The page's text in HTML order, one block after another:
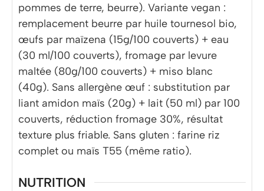
pommes de terre, beurre). Variante vegan :
remplacement beurre par huile tournesol bio,
œufs par maïzena (15g/100 couverts) + eau
(30 ml/100 couverts), fromage par levure
maltée (80g/100 couverts) + miso blanc
(40g). Sans allergène œuf : substitution par
liant amidon maïs (20g) + lait (50 ml) par 100
couverts, réduction fromage 30%, résultat
texture plus friable. Sans gluten : farine riz
complet ou maïs T55 (même ratio).
NUTRITION